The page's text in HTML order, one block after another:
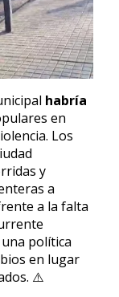
habría
en
Los
y
a
a la falta
política
en lugar
⚠️